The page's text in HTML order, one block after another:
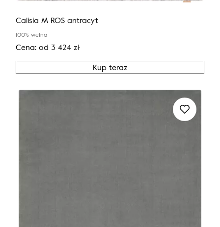
Calisia M ROS antracyt
100% wełna
Cena: od 3 424 zł
Kup teraz